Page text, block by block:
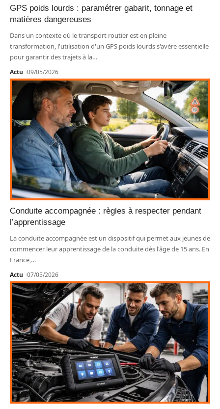
GPS poids lourds : paramétrer gabarit, tonnage et
matières dangereuses
Dans un contexte où le transport routier est en pleine
transformation, l'utilisation d'un GPS poids lourds s'avère essentielle
pour garantir des trajets à la…
Actu 09/05/2026
Conduite accompagnée : règles à respecter pendant
l’apprentissage
La conduite accompagnée est un dispositif qui permet aux jeunes de
commencer leur apprentissage de la conduite dès l'âge de 15 ans. En
France,…
Actu 07/05/2026